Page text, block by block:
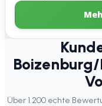
Über 1.200 echte